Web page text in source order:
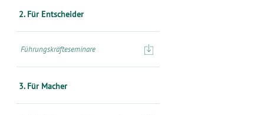
2. Für Entscheider
Führungskräfteseminare
3. Für Macher